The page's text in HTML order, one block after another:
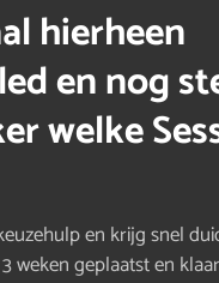
hierheen
en nog
welke
en krijg snel
weken geplaatst en